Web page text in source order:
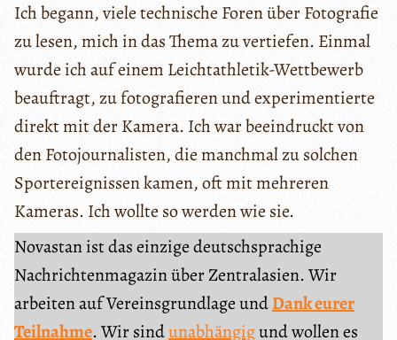
Ich begann, viele technische Foren über Fotografie
zu lesen, mich in das Thema zu vertiefen. Einmal
wurde ich auf einem Leichtathletik-Wettbewerb
beauftragt, zu fotografieren und experimentierte
direkt mit der Kamera. Ich war beeindruckt von
den Fotojournalisten, die manchmal zu solchen
Sportereignissen kamen, oft mit mehreren
Kameras. Ich wollte so werden wie sie.
Novastan ist das einzige deutschsprachige
Nachrichtenmagazin über Zentralasien. Wir
arbeiten auf Vereinsgrundlage undDank eurer
Teilnahme. Wir sindunabhängigund wollen es